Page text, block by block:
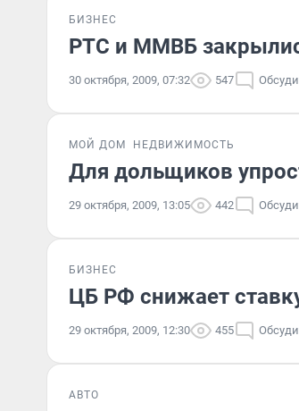
БИЗНЕС
РТС и ММВБ
30 октября, 2009, 07:32 547
МОЙ ДОМ НЕДВИЖИМОСТЬ
Для дольщиков
29 октября, 2009, 13:05 442
БИЗНЕС
ЦБ РФ снижает
29 октября, 2009, 12:30 455
АВТО